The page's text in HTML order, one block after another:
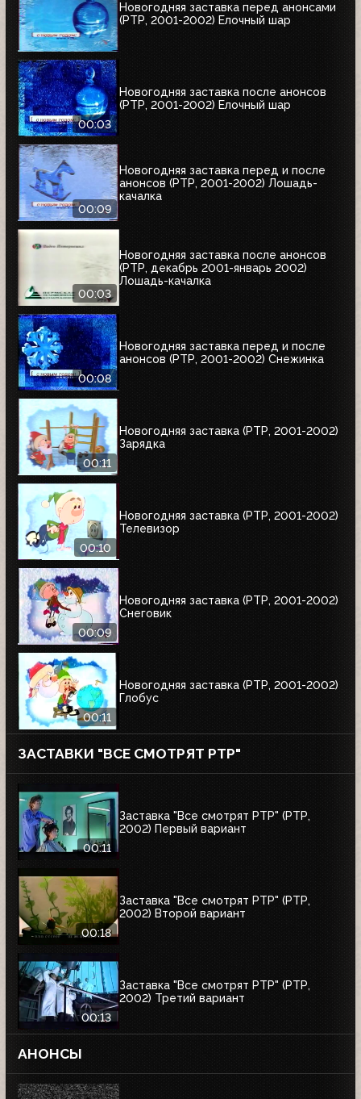
Новогодняя заставка перед анонсами
(РТР, 2001-2002) Елочный шар
00:03
Новогодняя заставка после анонсов
(РТР, 2001-2002) Елочный шар
00:09
Новогодняя заставка перед и после
анонсов (РТР, 2001-2002) Лошадь-
качалка
00:03
Новогодняя заставка после анонсов
(РТР, декабрь 2001-январь 2002)
Лошадь-качалка
00:08
Новогодняя заставка перед и после
анонсов (РТР, 2001-2002) Снежинка
00:11
Новогодняя заставка (РТР, 2001-2002)
Зарядка
00:10
Новогодняя заставка (РТР, 2001-2002)
Телевизор
00:09
Новогодняя заставка (РТР, 2001-2002)
Снеговик
00:11
Новогодняя заставка (РТР, 2001-2002)
Глобус
ЗАСТАВКИ "ВСЕ СМОТРЯТ РТР"
00:11
Заставка "Все смотрят РТР" (РТР,
2002) Первый вариант
00:18
Заставка "Все смотрят РТР" (РТР,
2002) Второй вариант
00:13
Заставка "Все смотрят РТР" (РТР,
2002) Третий вариант
АНОНСЫ